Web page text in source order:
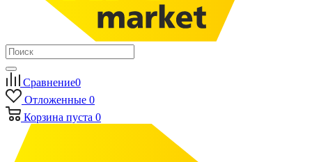
Сравнение0
Отложенные 0
Корзина пуста 0